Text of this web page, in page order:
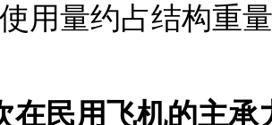
用量约占结构重
在民用飞机的主承